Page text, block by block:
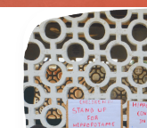
Projet
« Co-
existence
hippo
et